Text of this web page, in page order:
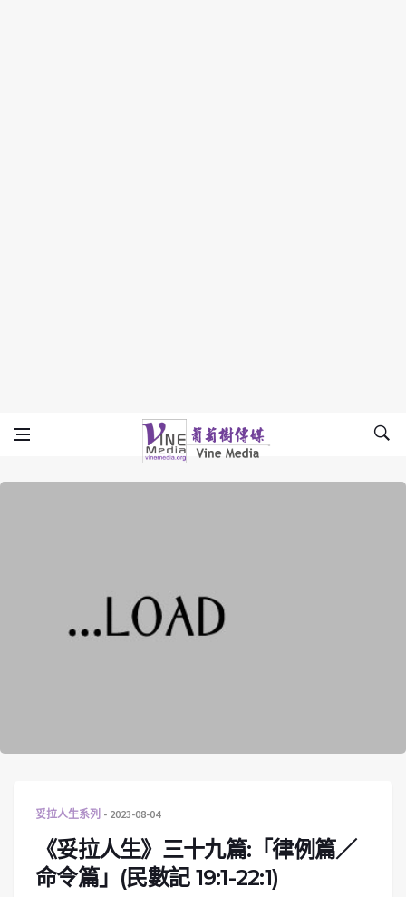
Vine Media
葡萄樹傳媒
妥拉人生系列 2023-08-04
《妥拉人生》三十九篇:「律例篇／
命令篇」(民數記 19:1-22:1)